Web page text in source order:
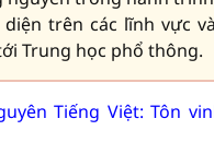
trên các lĩnh vực
Trung học phổ thông.
Tiếng Việt: Tôn